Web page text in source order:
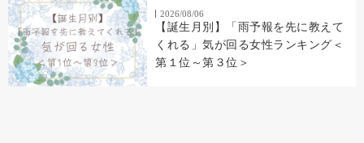
2026/08/06
【誕生月別】「雨予報を先に教えて
くれる」気が回る女性ランキング＜
第１位～第３位＞